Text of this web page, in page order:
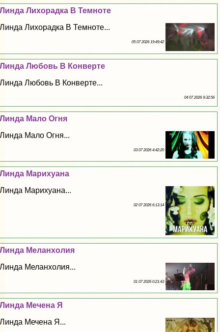
Линда Лихорадка В Темноте
Линда Лихорадка В Темноте...
05 07 2026 19:49:42
Линда Любовь В Конверте
Линда Любовь В Конверте...
04 07 2026 9:32:56
Линда Мало Огня
Линда Мало Огня...
03 07 2026 4:42:20
Линда Марихуана
Линда Марихуана...
02 07 2026 6:13:14
Линда Меланхолия
Линда Меланхолия...
01 07 2026 0:21:43
Линда Мечена Я
Линда Мечена Я...